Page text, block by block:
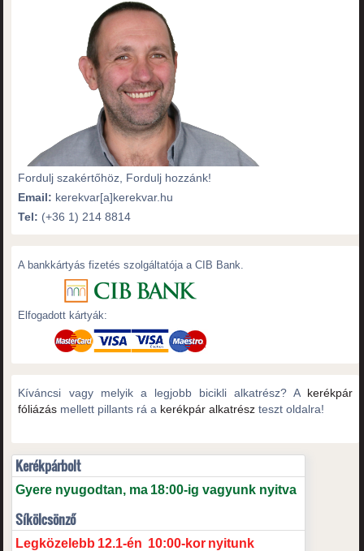
Fordulj szakértőhöz, Fordulj hozzánk!
Email: kerekvar[a]kerekvar.hu
Tel: (+36 1) 214 8814
A bankkártyás fizetés szolgáltatója a CIB Bank.
Elfogadott kártyák:
Kíváncsi vagy melyik a legjobb bicikli alkatrész? A kerékpár
fóliázás mellett pillants rá a kerékpár alkatrész teszt oldalra!
Kerékpárbolt
Gyere nyugodtan, ma 18:00-ig vagyunk nyitva
Síkölcsönző
Legközelebb 12.1-én 10:00-kor nyitunk